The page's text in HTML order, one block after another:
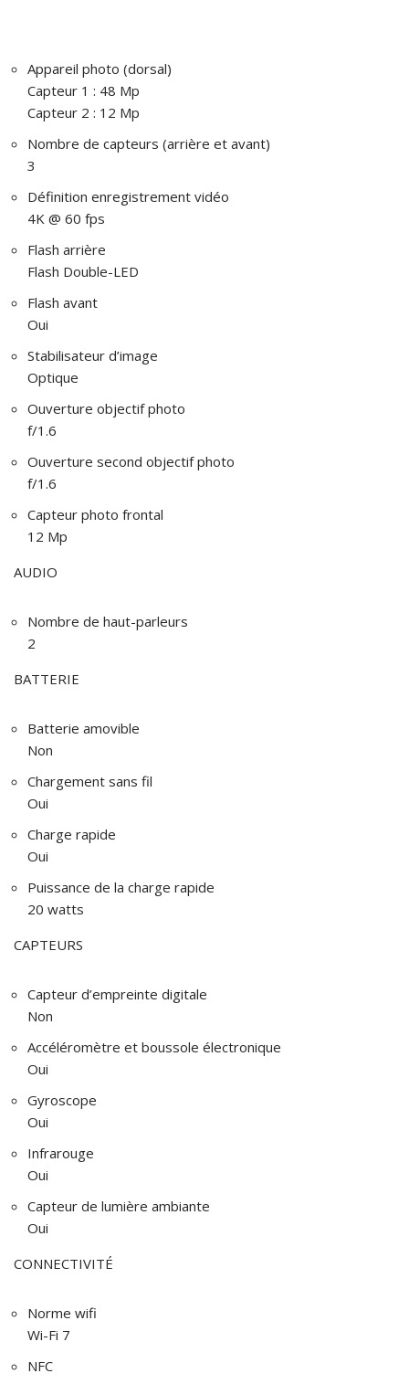
Appareil photo (dorsal)
Capteur 1 : 48 Mp
Capteur 2 : 12 Mp
Nombre de capteurs (arrière et avant)
3
Définition enregistrement vidéo
4K @ 60 fps
Flash arrière
Flash Double-LED
Flash avant
Oui
Stabilisateur d’image
Optique
Ouverture objectif photo
f/1.6
Ouverture second objectif photo
f/1.6
Capteur photo frontal
12 Mp
AUDIO
Nombre de haut-parleurs
2
BATTERIE
Batterie amovible
Non
Chargement sans fil
Oui
Charge rapide
Oui
Puissance de la charge rapide
20 watts
CAPTEURS
Capteur d’empreinte digitale
Non
Accéléromètre et boussole électronique
Oui
Gyroscope
Oui
Infrarouge
Oui
Capteur de lumière ambiante
Oui
CONNECTIVITÉ
Norme wifi
Wi-Fi 7
NFC